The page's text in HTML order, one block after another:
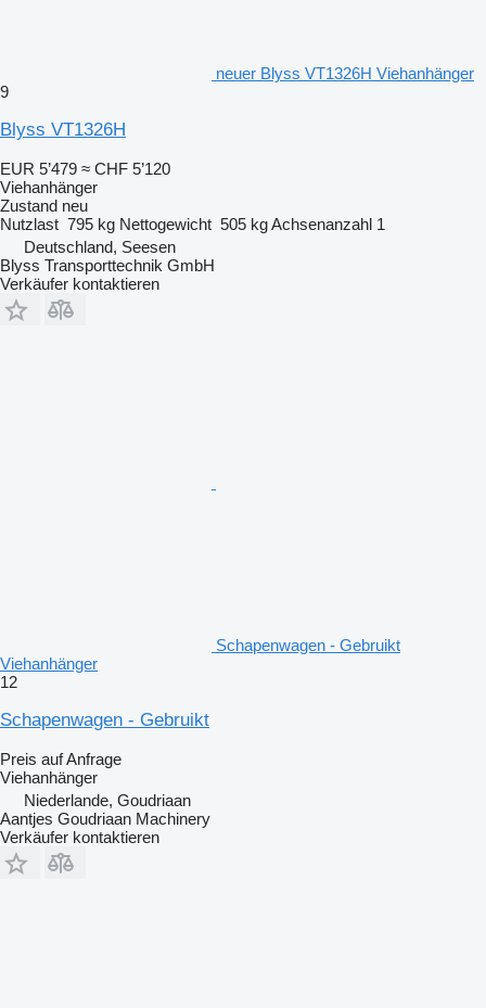
neuer Blyss VT1326H Viehanhänger
9
Blyss VT1326H
EUR 5’479 ≈ CHF 5’120
Viehanhänger
Zustand neu
Nutzlast 795 kg Nettogewicht 505 kgAchsenanzahl 1
Deutschland, Seesen
Blyss Transporttechnik GmbH
Verkäufer kontaktieren
Schapenwagen - Gebruikt
Viehanhänger
12
Schapenwagen - Gebruikt
Preis auf Anfrage
Viehanhänger
Niederlande, Goudriaan
Aantjes Goudriaan Machinery
Verkäufer kontaktieren